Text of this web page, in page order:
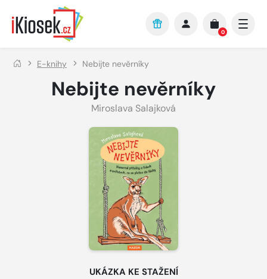
Přejít na hlavní obsah
0
E-knihy Nebijte nevěrníky
Nebijte nevěrníky
Miroslava Salajková
UKÁZKA KE STAŽENÍ